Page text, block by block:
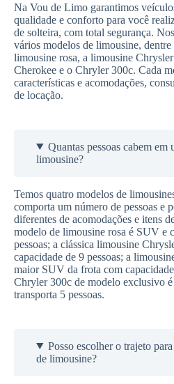
Na Vou de Limo garantimos
qualidade e conforto para você
de solteira, com total segurança.
vários modelos de limousine, dentre
limousine rosa, a limousine
Cherokee e o Chryler 300c. Cada
características e acomodações,
de locação.
Quantas pessoas cabem em
limousine?
Temos quatro modelos de
comporta um número de pessoas e
diferentes de acomodações e itens
modelo de limousine rosa é SUV e
pessoas; a clássica limousine
capacidade de 9 pessoas; a
maior SUV da frota com
Chryler 300c de modelo exclusivo
transporta 5 pessoas.
Posso escolher o trajeto
de limousine?